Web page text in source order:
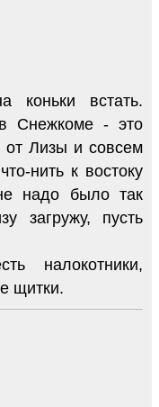
коньки встать.
Снежкоме - это
от Лизы и совсем
нить к востоку
надо было так
загружу, пусть
налокотники,
щитки.